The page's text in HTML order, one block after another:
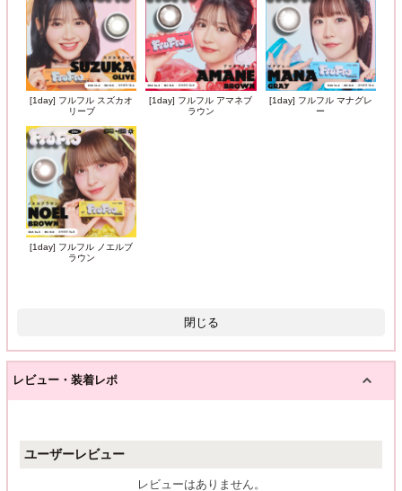
[1day] フルフル スズカオ
リーブ
[1day] フルフル アマネブ
ラウン
[1day] フルフル マナグレ
ー
[1day] フルフル ノエルブ
ラウン
閉じる
レビュー・装着レポ
ユーザーレビュー
レビューはありません。